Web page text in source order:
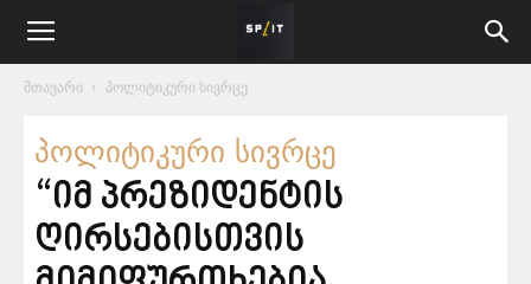
მთავარი პოლიტიკური სივრცე
პოლიტიკური სივრცე
“იმ პრეზიდენტის
ღირსებისთვის